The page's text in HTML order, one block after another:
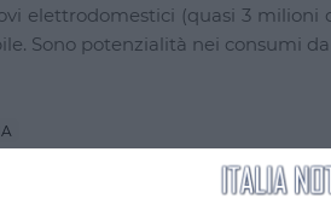
elettrodomestici (quasi 3 milioni
Sono potenzialità nei consumi